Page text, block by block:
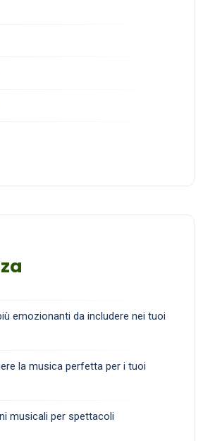
emozionanti da includere nei tuoi
la musica perfetta per i tuoi
musicali per spettacoli